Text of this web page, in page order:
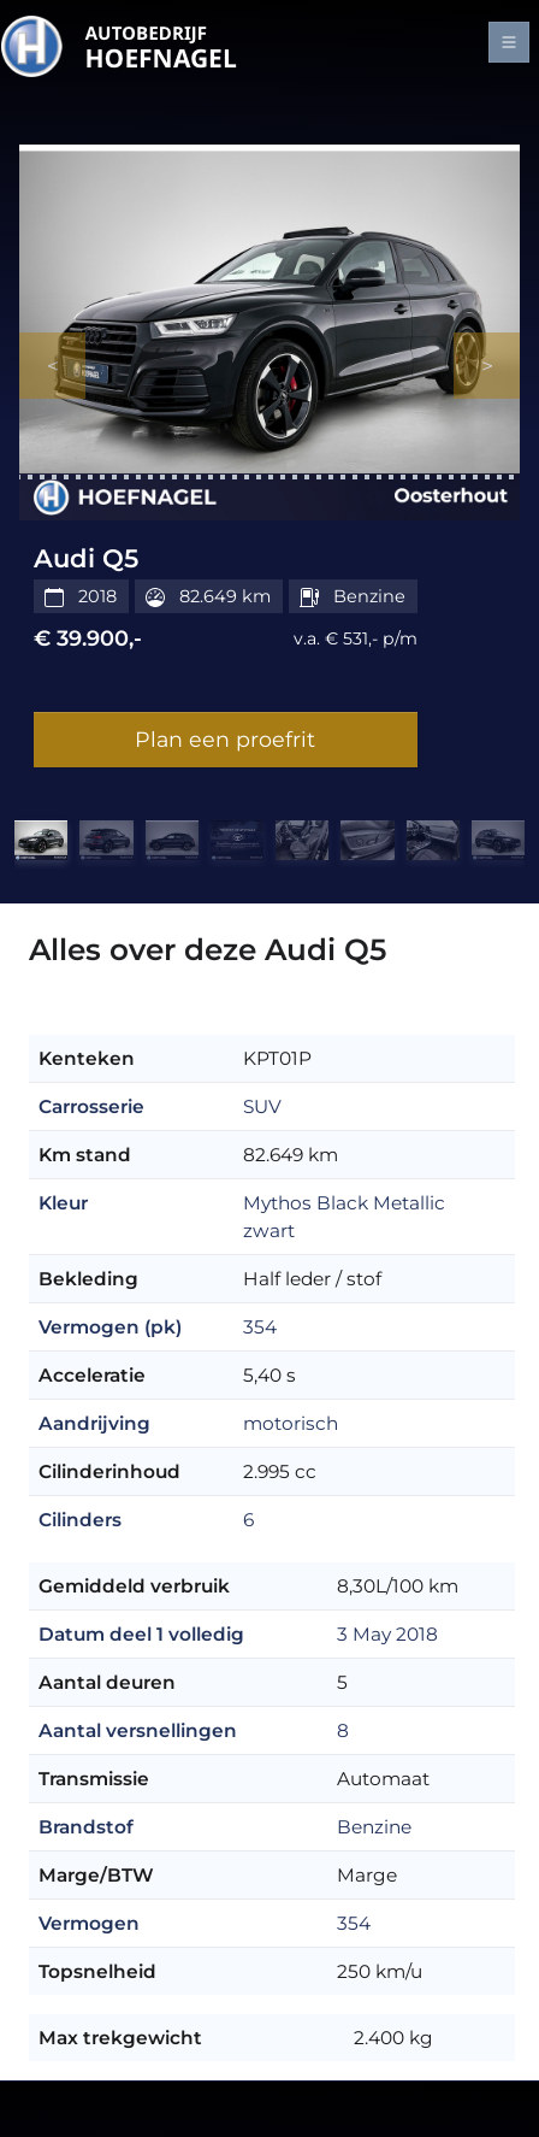
Audi Q5
2018 82.649 km Benzine
€ 39.900,- v.a. € 531,- p/m
Plan een proefrit
Alles over deze Audi Q5
Kenteken KPT01P
Carrosserie SUV
Km stand 82.649 km
Kleur
Mythos Black Metallic
zwart
Bekleding Half leder / stof
Vermogen (pk) 354
Acceleratie 5,40 s
Aandrijving motorisch
Cilinderinhoud 2.995 cc
Cilinders 6
Gemiddeld verbruik 8,30L/100 km
Datum deel 1 volledig 3 May 2018
Aantal deuren 5
Aantal versnellingen 8
Transmissie Automaat
Brandstof Benzine
Marge/BTW Marge
Vermogen 354
Topsnelheid 250 km/u
Max trekgewicht 2.400 kg